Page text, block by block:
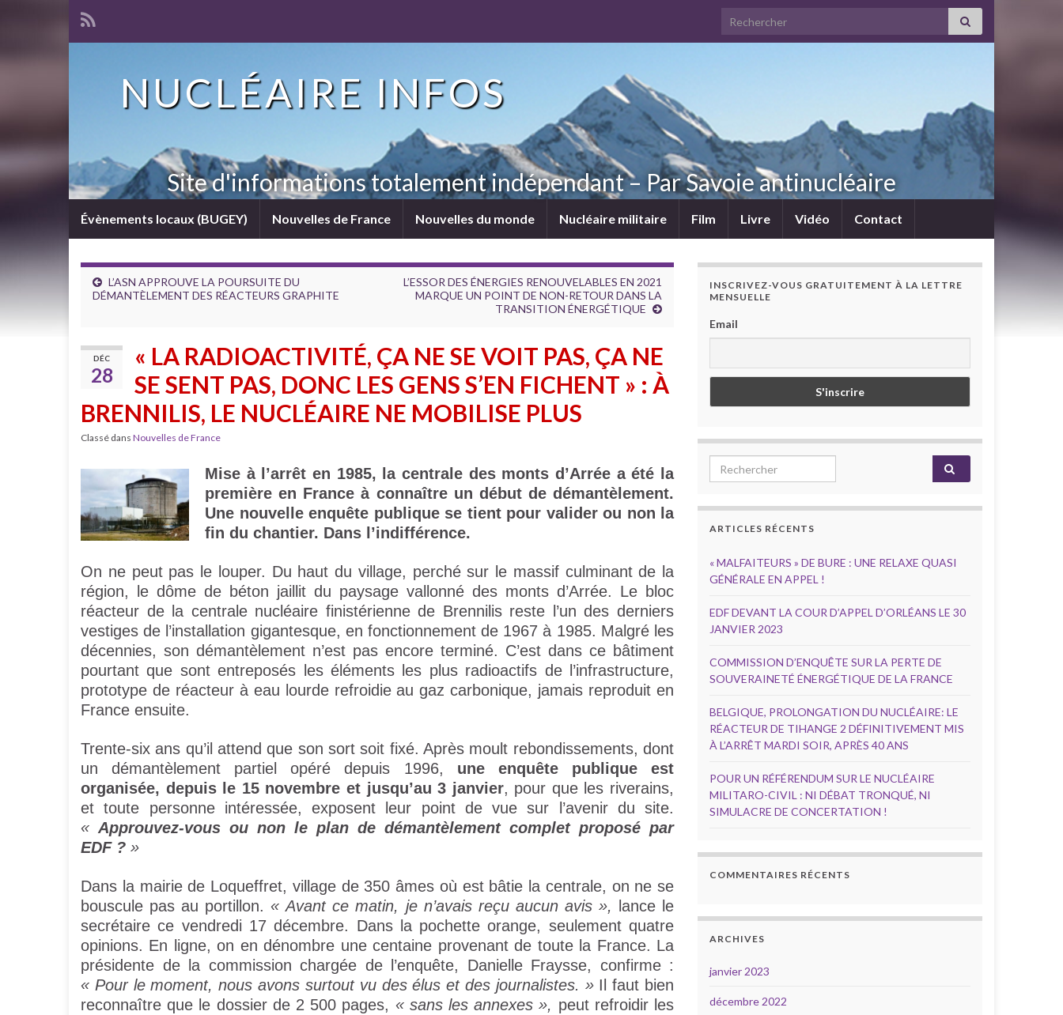
Search for:
NUCLÉAIRE INFOS
Site d'informations totalement indépendant – Par Savoie antinucléaire
Évènements locaux (BUGEY) Nouvelles de France Nouvelles du monde Nucléaire militaire Film Livre Vidéo Contact
L’ASN APPROUVE LA POURSUITE DU
DÉMANTÈLEMENT DES RÉACTEURS GRAPHITE
L’ESSOR DES ÉNERGIES RENOUVELABLES EN 2021
MARQUE UN POINT DE NON-RETOUR DANS LA
TRANSITION ÉNERGÉTIQUE
DÉC
28
« LA RADIOACTIVITÉ, ÇA NE SE VOIT PAS, ÇA NE
SE SENT PAS, DONC LES GENS S’EN FICHENT » : À
BRENNILIS, LE NUCLÉAIRE NE MOBILISE PLUS
Classé dans Nouvelles de France
Mise à l’arrêt en 1985, la centrale des monts d’Arrée a été la
première en France à connaître un début de démantèlement.
Une nouvelle enquête publique se tient pour valider ou non la
fin du chantier. Dans l’indifférence.
On ne peut pas le louper. Du haut du village, perché sur le massif culminant de la
région, le dôme de béton jaillit du paysage vallonné des monts d’Arrée. Le bloc
réacteur de la centrale nucléaire finistérienne de Brennilis reste l’un des derniers
vestiges de l’installation gigantesque, en fonctionnement de 1967 à 1985. Malgré les
décennies, son démantèlement n’est pas encore terminé. C’est dans ce bâtiment
pourtant que sont entreposés les éléments les plus radioactifs de l’infrastructure,
prototype de réacteur à eau lourde refroidie au gaz carbonique, jamais reproduit en
France ensuite.
Trente-six ans qu’il attend que son sort soit fixé. Après moult rebondissements, dont
un démantèlement partiel opéré depuis 1996, une enquête publique est
organisée, depuis le 15 novembre et jusqu’au 3 janvier, pour que les riverains,
et toute personne intéressée, exposent leur point de vue sur l’avenir du site.
« Approuvez-vous ou non le plan de démantèlement complet proposé par
EDF ? »
Dans la mairie de Loqueffret, village de 350 âmes où est bâtie la centrale, on ne se
bouscule pas au portillon. « Avant ce matin, je n’avais reçu aucun avis », lance le
secrétaire ce vendredi 17 décembre. Dans la pochette orange, seulement quatre
opinions. En ligne, on en dénombre une centaine provenant de toute la France. La
présidente de la commission chargée de l’enquête, Danielle Fraysse, confirme :
« Pour le moment, nous avons surtout vu des élus et des journalistes. »Il faut bien
reconnaître que le dossier de 2 500 pages, « sans les annexes », peut refroidir les
INSCRIVEZ-VOUS GRATUITEMENT À LA LETTRE
MENSUELLE
Email
Search for:
ARTICLES RÉCENTS
« MALFAITEURS » DE BURE : UNE RELAXE QUASI
GÉNÉRALE EN APPEL !
EDF DEVANT LA COUR D’APPEL D’ORLÉANS LE 30
JANVIER 2023
COMMISSION D’ENQUÊTE SUR LA PERTE DE
SOUVERAINETÉ ÉNERGÉTIQUE DE LA FRANCE
BELGIQUE, PROLONGATION DU NUCLÉAIRE: LE
RÉACTEUR DE TIHANGE 2 DÉFINITIVEMENT MIS
À L’ARRÊT MARDI SOIR, APRÈS 40 ANS
POUR UN RÉFÉRENDUM SUR LE NUCLÉAIRE
MILITARO-CIVIL : NI DÉBAT TRONQUÉ, NI
SIMULACRE DE CONCERTATION !
COMMENTAIRES RÉCENTS
ARCHIVES
janvier 2023
décembre 2022